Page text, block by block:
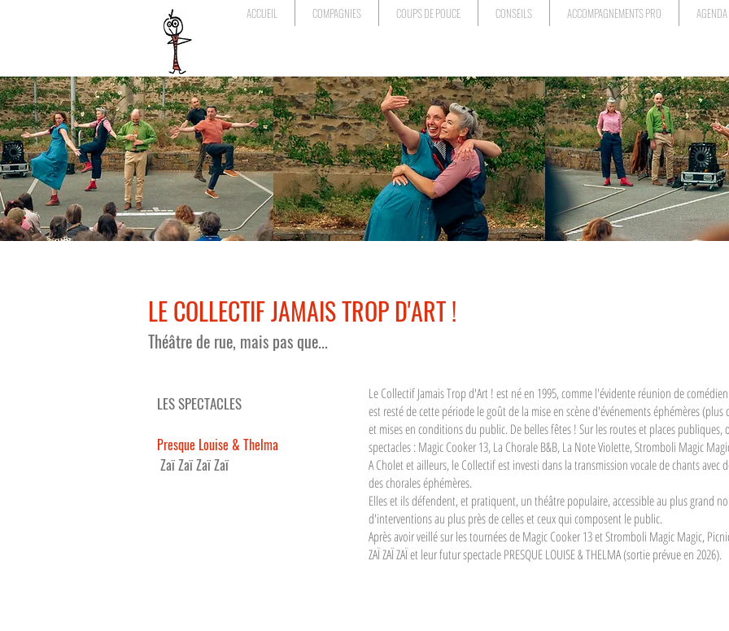
ACCUEIL COMPAGNIES COUPS DE POUCE CONSEILS ACCOMPAGNEMENTS PRO AGENDA
LE COLLECTIF JAMAIS TROP D'ART !
Théâtre de rue, mais pas que...
LES SPECTACLES
Presque Louise & Thelma
Zaï Zaï Zaï Zaï
Le Collectif Jamais Trop d'Art ! est né en 1995, comme l'évidente réunion de
est resté de cette période le goût de la mise en scène d'événements éphémères
et mises en conditions du public. De belles fêtes ! Sur les routes et places publiques,
spectacles : Magic Cooker 13, La Chorale B&B, La Note Violette, Stromboli Magic
A Cholet et ailleurs, le Collectif est investi dans la transmission vocale de chants avec
des chorales éphémères.
Elles et ils défendent, et pratiquent, un théâtre populaire, accessible au plus grand
d'interventions au plus près de celles et ceux qui composent le public.
Après avoir veillé sur les tournées de Magic Cooker 13 et Stromboli Magic Magic,
ZAÏ ZAÏ ZAÏ et leur futur spectacle PRESQUE LOUISE & THELMA (sortie prévue en 2026).